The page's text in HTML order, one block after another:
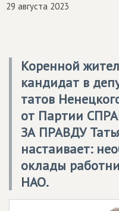
29 августа 2023
Коренной
кандидат в
татов
от Партии
ЗА ПРАВДУ
настаивает:
оклады
НАО.